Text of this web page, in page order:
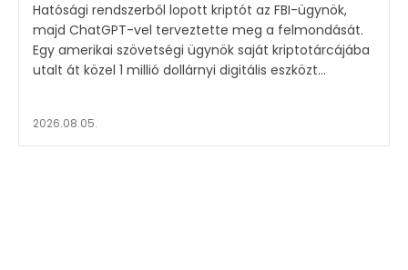
Hatósági rendszerből lopott kriptót az FBI-ügynök,
majd ChatGPT-vel terveztette meg a felmondását.
Egy amerikai szövetségi ügynök saját kriptotárcájába
utalt át közel 1 millió dollárnyi digitális eszközt...
2026.08.05.